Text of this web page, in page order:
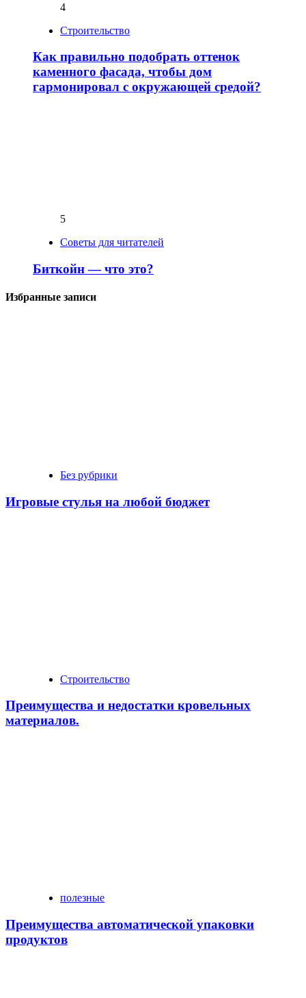
4
Строительство
Как правильно подобрать оттенок
каменного фасада, чтобы дом
гармонировал с окружающей средой?
5
Советы для читателей
Биткойн — что это?
Избранные записи
Без рубрики
Игровые стулья на любой бюджет
Строительство
Преимущества и недостатки кровельных
материалов.
полезные
Преимущества автоматической упаковки
продуктов